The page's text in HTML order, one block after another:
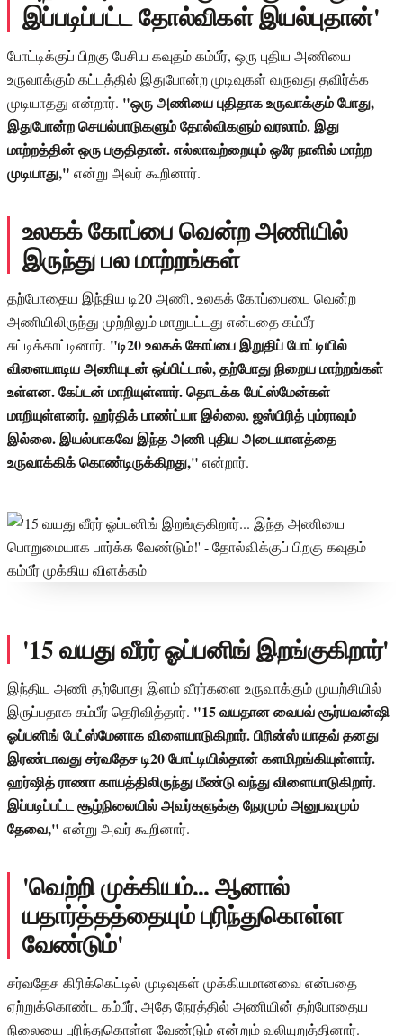
இப்படிப்பட்ட தோல்விகள் இயல்புதான்'
போட்டிக்குப் பிறகு பேசிய கவுதம் கம்பீர், ஒரு புதிய அணியை
உருவாக்கும் கட்டத்தில் இதுபோன்ற முடிவுகள் வருவது தவிர்க்க
முடியாதது என்றார். "ஒரு அணியை புதிதாக உருவாக்கும் போது,
இதுபோன்ற செயல்பாடுகளும் தோல்விகளும் வரலாம். இது
மாற்றத்தின் ஒரு பகுதிதான். எல்லாவற்றையும் ஒரே நாளில் மாற்ற
முடியாது," என்று அவர் கூறினார்.
உலகக் கோப்பை வென்ற அணியில்
இருந்து பல மாற்றங்கள்
தற்போதைய இந்திய டி20 அணி, உலகக் கோப்பையை வென்ற
அணியிலிருந்து முற்றிலும் மாறுபட்டது என்பதை கம்பீர்
சுட்டிக்காட்டினார். "டி20 உலகக் கோப்பை இறுதிப் போட்டியில்
விளையாடிய அணியுடன் ஒப்பிட்டால், தற்போது நிறைய மாற்றங்கள்
உள்ளன. கேப்டன் மாறியுள்ளார். தொடக்க பேட்ஸ்மேன்கள்
மாறியுள்ளனர். ஹர்திக் பாண்ட்யா இல்லை. ஜஸ்பிரித் பும்ராவும்
இல்லை. இயல்பாகவே இந்த அணி புதிய அடையாளத்தை
உருவாக்கிக் கொண்டிருக்கிறது," என்றார்.
'15 வயது வீரர் ஓப்பனிங் இறங்குகிறார்'
இந்திய அணி தற்போது இளம் வீரர்களை உருவாக்கும் முயற்சியில்
இருப்பதாக கம்பீர் தெரிவித்தார். "15 வயதான வைபவ் சூர்யவன்ஷி
ஓப்பனிங் பேட்ஸ்மேனாக விளையாடுகிறார். பிரின்ஸ் யாதவ் தனது
இரண்டாவது சர்வதேச டி20 போட்டியில்தான் களமிறங்கியுள்ளார்.
ஹர்ஷித் ராணா காயத்திலிருந்து மீண்டு வந்து விளையாடுகிறார்.
இப்படிப்பட்ட சூழ்நிலையில் அவர்களுக்கு நேரமும் அனுபவமும்
தேவை," என்று அவர் கூறினார்.
'வெற்றி முக்கியம்... ஆனால்
யதார்த்தத்தையும் புரிந்துகொள்ள
வேண்டும்'
சர்வதேச கிரிக்கெட்டில் முடிவுகள் முக்கியமானவை என்பதை
ஏற்றுக்கொண்ட கம்பீர், அதே நேரத்தில் அணியின் தற்போதைய
நிலையை புரிந்துகொள்ள வேண்டும் என்றும் வலியுறுத்தினார்.